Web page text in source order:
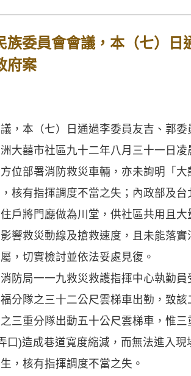
族委員會會議，本（七）日
府案
，本（七）日通過李委員友吉、郭
大囍市社區九十二年八月三十一日
位部署消防救災車輛，亦未詢明「
核有指揮調度不當之失；內政部及
戶將門廳做為川堂，供社區共用且
響救災動線及搶救速度，且未能落
，切實檢討並依法妥處見復。
局一一九救災救護指揮中心執勤員
分隊之三十二公尺雲梯車出勤，致
三重分隊出動五十公尺雲梯車，惟
口)造成巷道寬度縮減，而無法進入
，核有指揮調度不當之失。